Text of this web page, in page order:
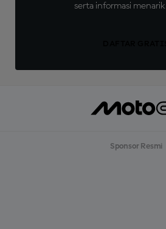
serta informasi
Sponsor Resmi